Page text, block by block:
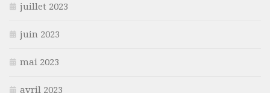
juillet 2023
juin 2023
mai 2023
avril 2023